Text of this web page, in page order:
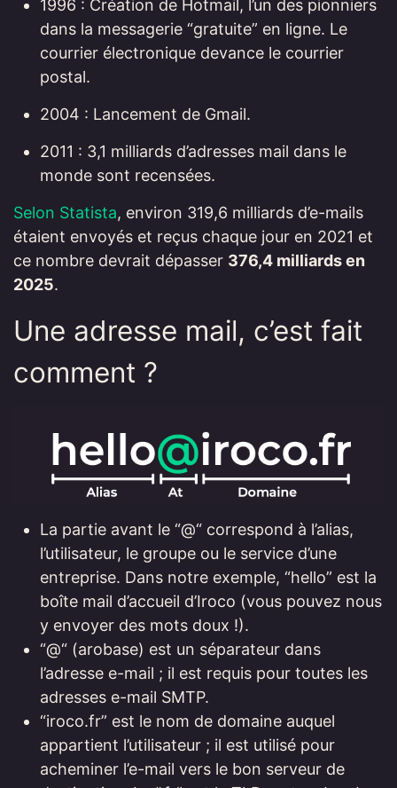
1996 : Création de Hotmail, l’un des pionniers
dans la messagerie “gratuite” en ligne. Le
courrier électronique devance le courrier
postal.
2004 : Lancement de Gmail.
2011 : 3,1 milliards d’adresses mail dans le
monde sont recensées.
Selon Statista, environ 319,6 milliards d’e-mails
étaient envoyés et reçus chaque jour en 2021 et
ce nombre devrait dépasser 376,4 milliards en
2025.
Une adresse mail, c’est fait
comment ?
La partie avant le “@“ correspond à l’alias,
l’utilisateur, le groupe ou le service d’une
entreprise. Dans notre exemple, “hello” est la
boîte mail d’accueil d’Iroco (vous pouvez nous
y envoyer des mots doux !).
“@“ (arobase) est un séparateur dans
l’adresse e-mail ; il est requis pour toutes les
adresses e-mail SMTP.
“iroco.fr” est le nom de domaine auquel
appartient l’utilisateur ; il est utilisé pour
acheminer l’e-mail vers le bon serveur de